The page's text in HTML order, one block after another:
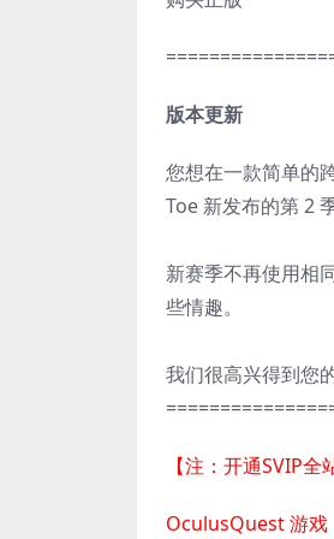
版本更新
您想在一款简单的
Toe 新发布的第 2
新赛季不再使用相
些情趣。
我们很高兴得到您
【注：开通SVIP
OculusQuest 游戏